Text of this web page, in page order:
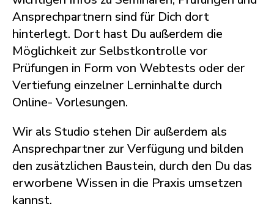
Ansprechpartnern sind für Dich dort
hinterlegt. Dort hast Du außerdem die
Möglichkeit zur Selbstkontrolle vor
Prüfungen in Form von Webtests oder der
Vertiefung einzelner Lerninhalte durch
Online- Vorlesungen.
Wir als Studio stehen Dir außerdem als
Ansprechpartner zur Verfügung und bilden
den zusätzlichen Baustein, durch den Du das
erworbene Wissen in die Praxis umsetzen
kannst.